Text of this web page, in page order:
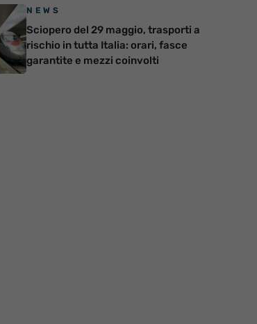
NEWS
Sciopero del 29 maggio, trasporti a
rischio in tutta Italia: orari, fasce
garantite e mezzi coinvolti